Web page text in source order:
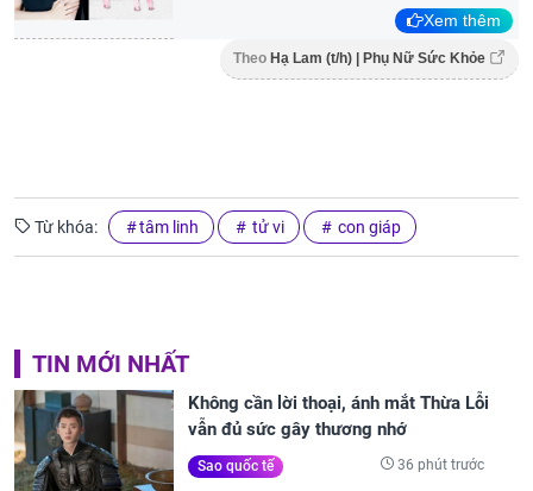
Xem thêm
Theo Hạ Lam (t/h) | Phụ Nữ Sức Khỏe
Từ khóa: tâm linh tử vi con giáp
TIN MỚI NHẤT
Không cần lời thoại, ánh mắt Thừa Lỗi
vẫn đủ sức gây thương nhớ
Sao quốc tế 36 phút trước